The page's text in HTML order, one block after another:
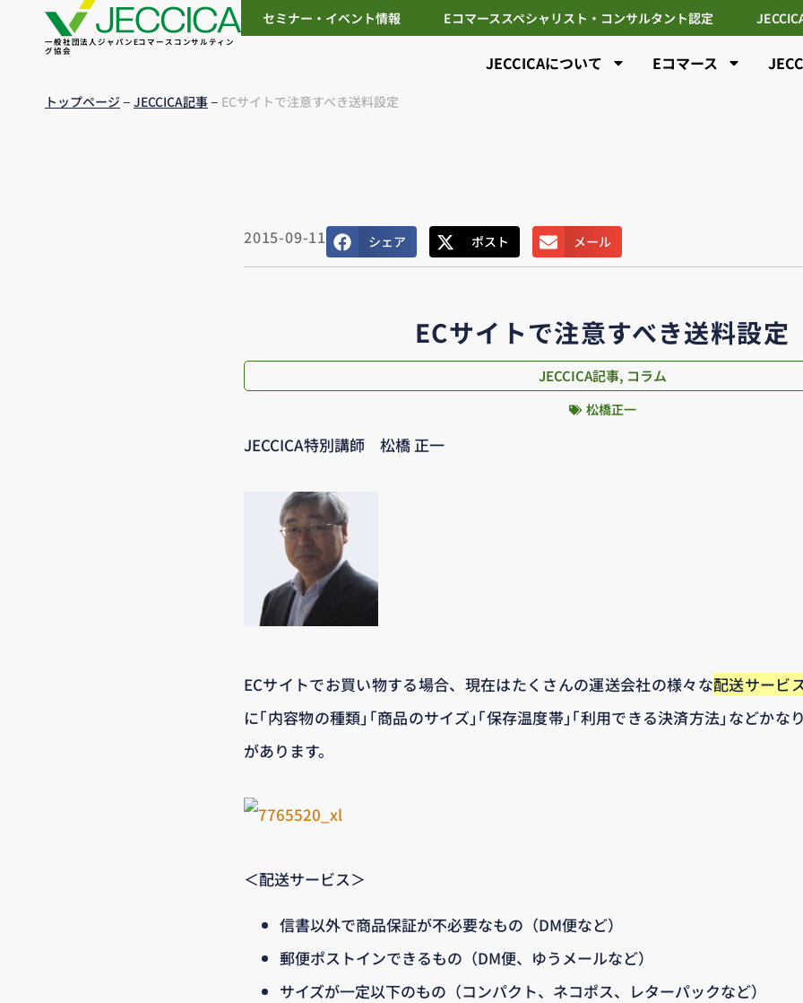
一般社団法人ジャパンEコマースコンサルティン
グ協会
セミナー・イベント情報 Eコマーススペシャリスト・コンサルタント認定
JECCICAについて Eコマース
トップページ– JECCICA記事– ECサイトで注意すべき送料設定
2015-09-11 シェア ポスト メール
ECサイトで注意すべき送料設定
JECCICA記事, コラム
松橋正一
JECCICA特別講師 松橋 正一
ECサイトでお買い物する場合、現在はたくさんの運送会社の様々な配送サービ
に｢内容物の種類｣｢商品のサイズ｣｢保存温度帯｣｢利用できる決済方法｣などかな
があります。
＜配送サービス＞
信書以外で商品保証が不必要なもの（DM便など）
郵便ポストインできるもの（DM便、ゆうメールなど）
サイズが一定以下のもの（コンパクト、ネコポス、レターパックなど）